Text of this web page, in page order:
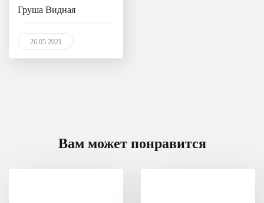
Груша Видная
26.05.2021
Вам может понравится